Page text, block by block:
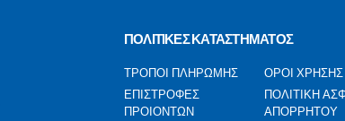
ΠΟΛΙΤΙΚΕΣ ΚΑΤΑΣΤΗΜΑΤΟΣ
ΤΡΟΠΟΙ ΠΛΗΡΩΜΗΣ
ΕΠΙΣΤΡΟΦΕΣ
ΠΡΟΙΟΝΤΩΝ
ΟΡΟΙ ΧΡΗΣΗΣ
ΠΟΛΙΤΙΚΗ
ΑΠΟΡΡΗΤΟΥ